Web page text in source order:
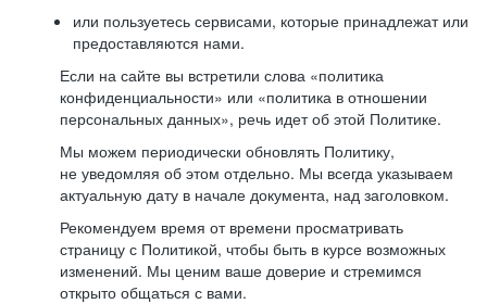
или пользуетесь сервисами, которые принадлежат или
предоставляются нами.
Если на сайте вы встретили слова «политика
конфиденциальности» или «политика в отношении
персональных данных», речь идет об этой Политике.
Мы можем периодически обновлять Политику,
не уведомляя об этом отдельно. Мы всегда указываем
актуальную дату в начале документа, над заголовком.
Рекомендуем время от времени просматривать
страницу с Политикой, чтобы быть в курсе возможных
изменений. Мы ценим ваше доверие и стремимся
открыто общаться с вами.